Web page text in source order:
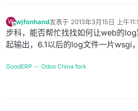
W
离线
wjfonhand发表于 2013年3月15日 上午
最后由 编辑
步科，能否帮忙找找如何让web的
起输出，6.1以后的log文件一片wsgi
GoodERP -- Odoo China fork